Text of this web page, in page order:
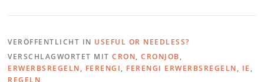
VERÖFFENTLICHT IN USEFUL OR NEEDLESS?
VERSCHLAGWORTET MITCRON,CRONJOB,
ERWERBSREGELN, FERENGI, FERENGI ERWERBSREGELN, IE ,